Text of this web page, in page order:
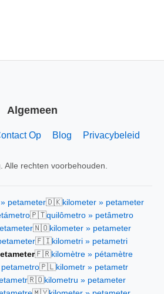
Algemeen
Op Blog Privacybeleid
rechten voorbehouden.
petameter🇩🇰kilometer » petameter
🇵🇹quilômetro » petâmetro
🇳🇴kilometer » petameter
🇫🇮kilometri » petametri
🇫🇷kilomètre » pétamètre
🇵🇱kilometr » petametr
🇷🇴kilometru » petameter